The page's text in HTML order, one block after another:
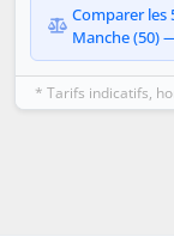
Comparer les
Manche (50)
* Tarifs indicatifs,